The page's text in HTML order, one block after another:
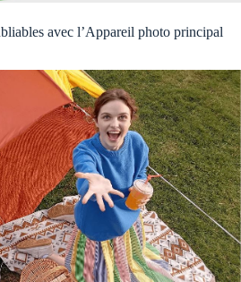
avec l’Appareil photo principal